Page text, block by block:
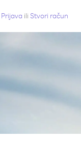
Prijava ili Stvori račun